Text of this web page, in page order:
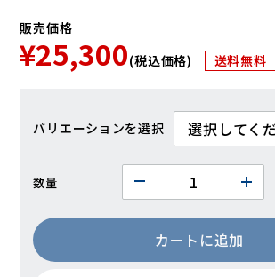
販売価格
¥25,300(税込価格) 送料無料
バリエーション
数量
カートに追加